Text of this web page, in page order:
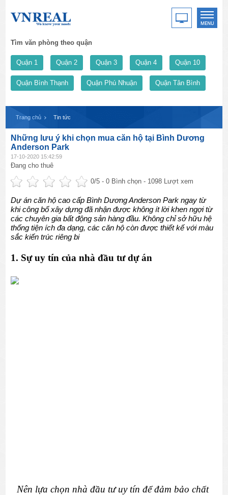
Tìm văn phòng theo quận
Quận 1 Quận 2 Quận 3 Quận 4 Quận 10
Quận Bình Thạnh Quận Phú Nhuận Quận Tân Bình
Trang chủ Tin tức
Những lưu ý khi chọn mua căn hộ tại Bình Dương
Anderson Park
17-10-2020 15:42:59
Đang cho thuê
0/5 -0 Bình chọn - 1098 Lượt xem
Dự án căn hộ cao cấp Bình Dương Anderson Park ngay từ
khi công bố xây dựng đã nhận được không ít lời khen ngợi từ
các chuyên gia bất động sản hàng đầu. Không chỉ sở hữu hệ
thống tiện ích đa dạng, các căn hộ còn được thiết kế với màu
sắc kiến trúc riêng bi
1. Sự uy tín của nhà đầu tư dự án
Nên lựa chọn nhà đầu tư uy tín để đảm bảo chất